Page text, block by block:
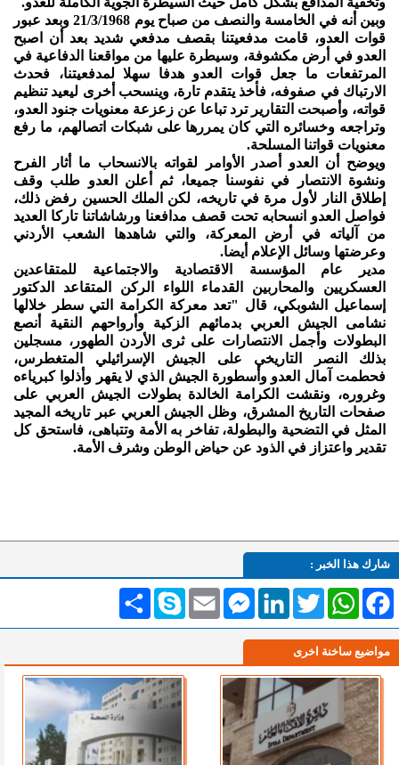
وبين أنه في الخامسة والنصف من صباح يوم 21/3/1968 وبعد عبور
قوات العدو، قامت مدفعيتنا بقصف مدفعي شديد بعد أن اصبح
العدو في أرض مكشوفة، وسيطرة عليها من مواقعنا الدفاعية في
المرتفعات ما جعل قوات العدو هدفا سهلا لمدفعيتنا، فحدث
الارتباك في صفوفه، فأخذ يتقدم تارة، وينسحب أخرى ليعيد تنظيم
قواته، وأصبحت التقارير ترد تباعا عن زعزعة معنويات جنود العدو،
وتراجعه وخسائره التي كان يمررها على شبكات اتصالهم، ما رفع
معنويات قواتنا المسلحة.
ويوضح أن العدو أصدر الأوامر لقواته بالانسحاب ما أثار الفرح
ونشوة الانتصار في نفوسنا جميعا، ثم أعلن العدو طلب وقف
إطلاق النار لأول مرة في تاريخه، لكن الملك الحسين رفض ذلك،
فواصل العدو انسحابه تحت قصف مدافعنا ورشاشاتنا تاركا العديد
من آلياته في أرض المعركة، والتي شاهدها الشعب الأردني
وعرضتها وسائل الإعلام أيضا.
مدير عام المؤسسة الاقتصادية والاجتماعية للمتقاعدين
العسكريين والمحاربين القدماء اللواء الركن المتقاعد الدكتور
إسماعيل الشوبكي، قال "تعد معركة الكرامة التي سطر خلالها
نشامى الجيش العربي بدمائهم الزكية وأرواحهم النقية أنصع
البطولات وأجمل الانتصارات على ثرى الأردن الطهور، مسجلين
بذلك النصر التاريخي على الجيش الإسرائيلي المتغطرس،
فحطمت آمال العدو وأسطورة الجيش الذي لا يقهر وأذلوا كبرياءه
وغروره، ونقشت الكرامة الخالدة بطولات الجيش العربي على
صفحات التاريخ المشرق، وظل الجيش العربي عبر تاريخه المجيد
المثل في التضحية والبطولة، تفاخر به الأمة وتتباهى، فاستحق كل
تقدير واعتزاز في الذود عن حياض الوطن وشرف الأمة.
شارك هذا الخبر :
انشر Skype Email
MessengerLinkedInTwitterWhatsAppFacebook
مواضيع ساخنة اخرى